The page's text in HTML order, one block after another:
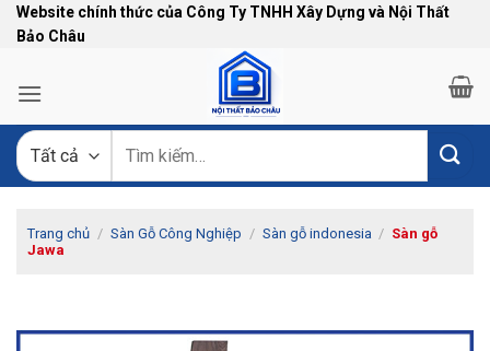
Bỏ
qua
dung
Website chính thức của Công Ty TNHH Xây Dựng và Nội Thất
Bảo Châu
kiếm:
Trang chủ / Sàn Gỗ Công Nghiệp / Sàn gỗ indonesia / Sàn gỗ
Jawa